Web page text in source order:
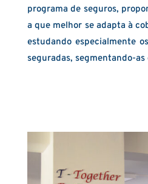
programa de seguros,
a que melhor se adapta à
estudando especialmente
seguradas, segmentando-